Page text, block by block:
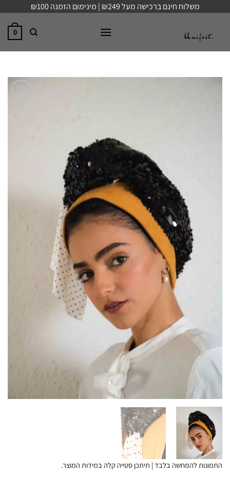
content
משלוח חינם ברכישה מעל ₪249 | מינימום הזמנה ₪100
0
התמונות להמחשה בלבד | תיתכן סטייה קלה במידות המוצר.